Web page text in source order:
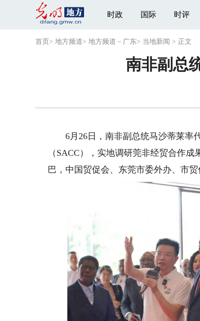
时政 国际 时评
首页 > 地方频道> 地方频道－广东> 当地新闻 > 正文
南非副总
6月26日，南非副总统马沙蒂莱率
（SACC），实地调研莞非经贸合作
巴，中国贸促会、东莞市委外办、市贸